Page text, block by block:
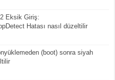
Eksik Giriş:
Hatası nasıl düzeltilir
(boot) sonra siyah